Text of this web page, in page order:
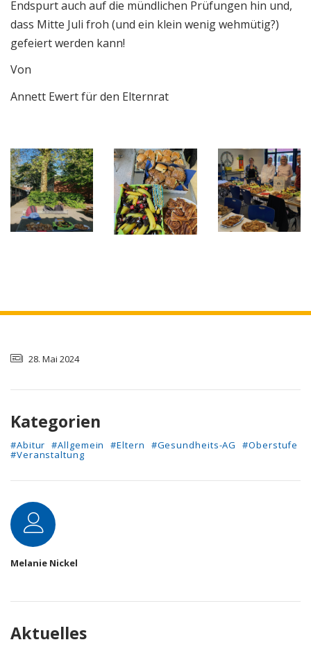
Endspurt auch auf die mündlichen Prüfungen hin und,
dass Mitte Juli froh (und ein klein wenig wehmütig?)
gefeiert werden kann!
Von
Annett Ewert für den Elternrat
28. Mai 2024
Kategorien
#Abitur #Allgemein #Eltern #Gesundheits-AG #Oberstufe
#Veranstaltung
Autor
Melanie Nickel
Aktuelles